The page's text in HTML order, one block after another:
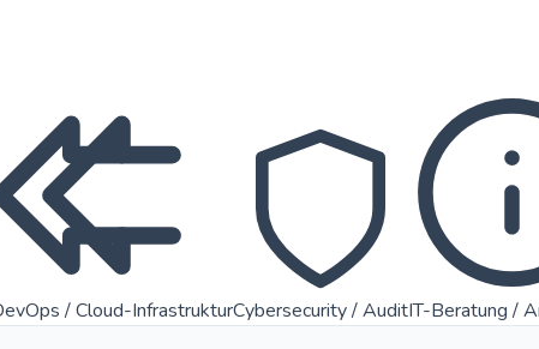
/ Cloud-InfrastrukturCybersecurity / AuditIT-Beratung /